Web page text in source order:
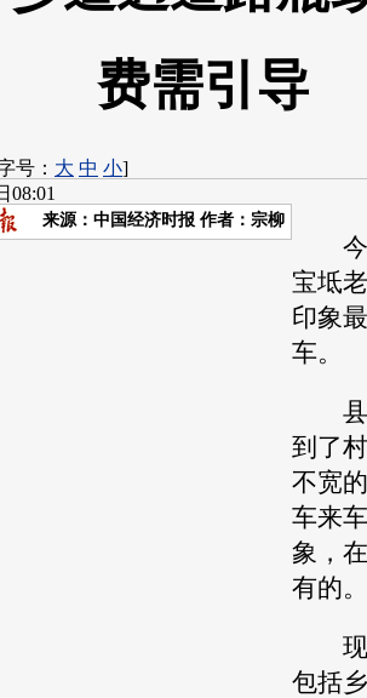
费需引导
号： 大 中 小]
08:01
来源： 中国经济时报 作者：宗柳
今
宝坻
印象
车。
县
到了
不宽
车来
象，
有的。
现
包括